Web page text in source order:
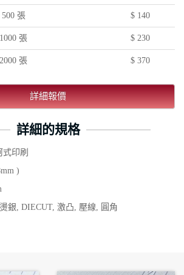
500 張 $ 140
1000 張 $ 230
2000 張 $ 370
詳細報價
詳細的規格
印刷
)
銀, DIECUT, 激凸, 壓線, 圓角